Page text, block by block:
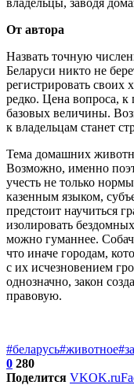
От автора
Назвать точную
Беларуси никто не
регистрировать своих
редко. Цена вопроса, к
базовых величины.
к владельцам станет
Тема домашних
Возможно, именно
учесть не только
казенным языком,
предстоит научиться
изолировать
можно гуманнее.
что иначе городам,
с их исчезновением
однозначно, закон
правовую.
#беларусь#животное
0 280
Поделится VKOK.ru